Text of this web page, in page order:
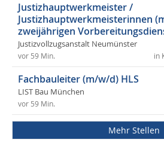
Justizhauptwerkmeister /
Justizhauptwerkmeisterinnen
zweijährigen
Justizvollzugsanstalt Neumünster
in
vor 59 Min.
Fachbauleiter (m/w/d) HLS
LIST Bau München
vor 59 Min.
Mehr Stellen